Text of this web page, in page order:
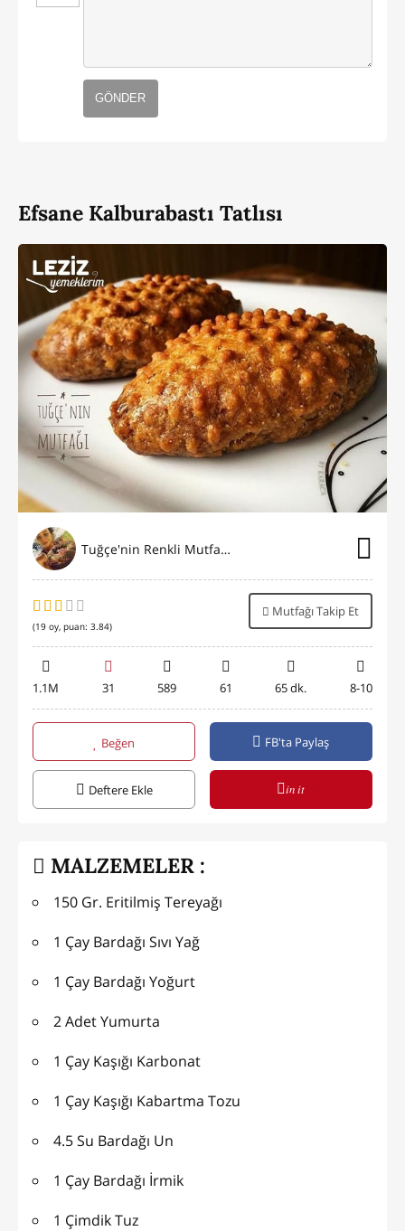
GÖNDER
Efsane Kalburabastı Tatlısı
Tuğçe'nin Renkli Mutfağı⭐️
(19 oy, puan: 3.84)
Mutfağı Takip Et
1.1M 31 589 61 65 dk. 8-10
Beğen FB'ta Paylaş
Deftere Ekle in it
MALZEMELER :
150 Gr. Eritilmiş Tereyağı
1 Çay Bardağı Sıvı Yağ
1 Çay Bardağı Yoğurt
2 Adet Yumurta
1 Çay Kaşığı Karbonat
1 Çay Kaşığı Kabartma Tozu
4.5 Su Bardağı Un
1 Çay Bardağı İrmik
1 Çimdik Tuz